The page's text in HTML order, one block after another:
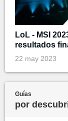
LoL - MSI
resultados
22 may 2023
Guías
por